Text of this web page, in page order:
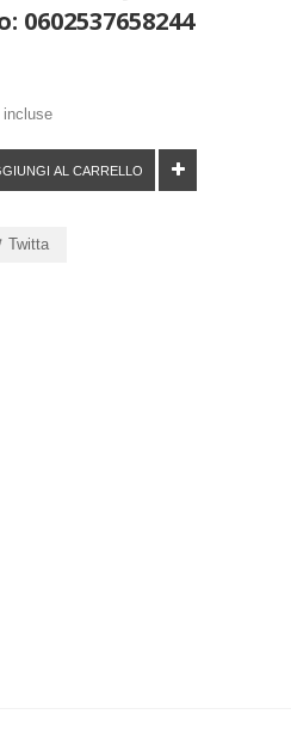
0602537658244
incluse
AL CARRELLO
Twitta